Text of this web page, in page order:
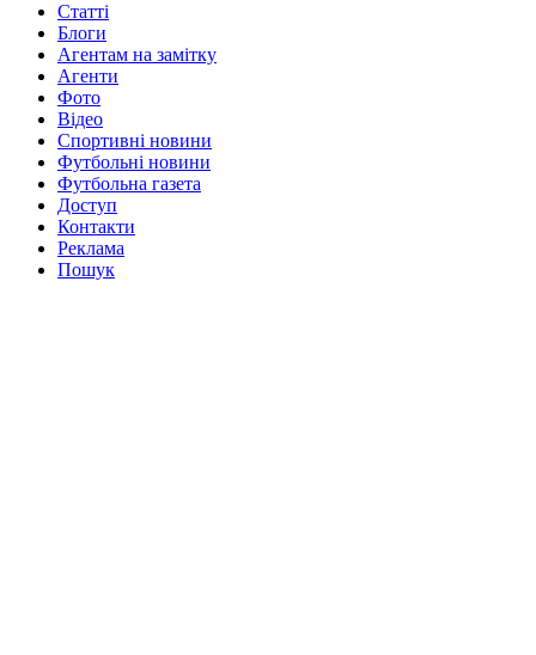
Статті
Блоги
Агентам на замітку
Агенти
Фото
Відео
Спортивні новини
Футбольні новини
Футбольна газета
Доступ
Контакти
Реклама
Пошук